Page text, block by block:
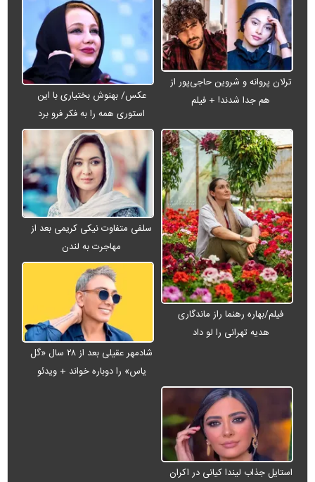
ترلان پروانه و شروین حاجی‌پور از
هم جدا شدند! + فیلم
عکس/ بهنوش بختیاری با این
استوری همه را به فکر فرو برد
فیلم/بهاره رهنما راز ماندگاری
هدیه تهرانی را لو داد
سلفی متفاوت نیکی کریمی بعد از
مهاجرت به لندن
شادمهر عقیلی بعد از ۲۸ سال «گل
یاس» را دوباره خواند + ویدئو
استایل جذاب لیندا کیانی در اکران